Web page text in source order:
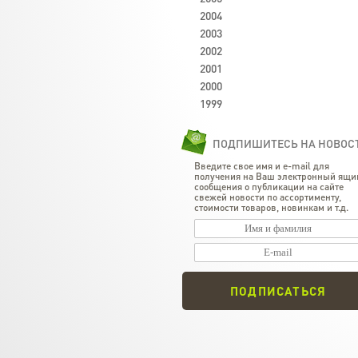
2004
2003
2002
2001
2000
1999
ПОДПИШИТЕСЬ НА
Введите свое имя и e-mail для
получения на Ваш электронный
сообщения о публикации на сайте
свежей новости по ассортименту,
стоимости товаров, новинкам и т.д.
ПОДПИСАТЬСЯ